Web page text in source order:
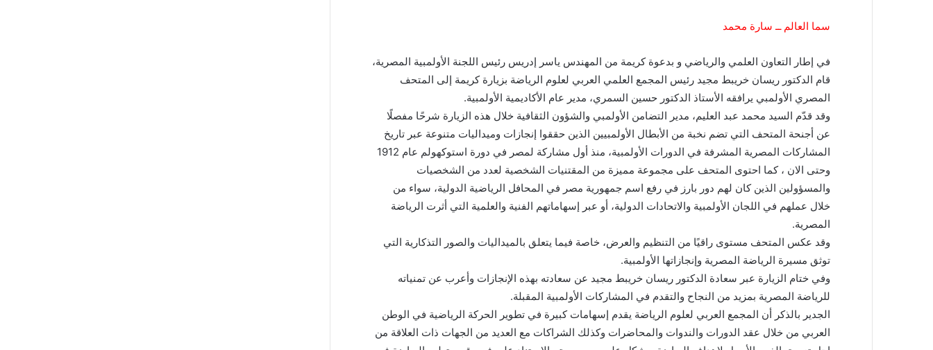
سما العالم ــ سارة محمد
في إطار التعاون العلمي والرياضي و بدعوة كريمة من المهندس ياسر إدريس رئيس اللجنة الأولمبية المصرية،
قام الدكتور ريسان خريبط مجيد رئيس المجمع العلمي العربي لعلوم الرياضة بزيارة كريمة إلى المتحف
المصري الأولمبي يرافقه الأستاذ الدكتور حسين السمري، مدير عام الأكاديمية الأولمبية.
وقد قدّم السيد محمد عبد العليم، مدير التضامن الأولمبي والشؤون الثقافية خلال هذه الزيارة شرحًا مفصلًا
عن أجنحة المتحف التي تضم نخبة من الأبطال الأولمبيين الذين حققوا إنجازات وميداليات متنوعة عبر تاريخ
المشاركات المصرية المشرفة في الدورات الأولمبية، منذ أول مشاركة لمصر في دورة استوكهولم عام 1912
وحتى الان ، كما احتوى المتحف على مجموعة مميزة من المقتنيات الشخصية لعدد من الشخصيات
والمسؤولين الذين كان لهم دور بارز في رفع اسم جمهورية مصر في المحافل الرياضية الدولية، سواء من
خلال عملهم في اللجان الأولمبية والاتحادات الدولية، أو عبر إسهاماتهم الفنية والعلمية التي أثرت الرياضة
المصرية.
وقد عكس المتحف مستوى راقيًا من التنظيم والعرض، خاصة فيما يتعلق بالميداليات والصور التذكارية التي
توثق مسيرة الرياضة المصرية وإنجازاتها الأولمبية.
وفي ختام الزيارة عبر سعادة الدكتور ريسان خريبط مجيد عن سعادته بهذه الإنجازات وأعرب عن تمنياته
للرياضة المصرية بمزيد من النجاح والتقدم في المشاركات الأولمبية المقبلة.
الجدير بالذكر أن المجمع العربي لعلوم الرياضة يقدم إسهامات كبيرة في تطوير الحركة الرياضية في الوطن
العربي من خلال عقد الدورات والندوات والمحاضرات وكذلك الشراكات مع العديد من الجهات ذات العلاقة من